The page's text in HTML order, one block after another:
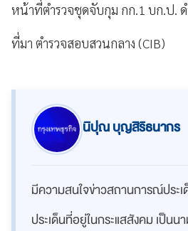
หน้าที่ตำรวจชุดจับกุม กก.1 บก.ป.
ที่มา ตำรวจสอบสวนกลาง (CIB)
นิปุณ บุญสิริธนากร
มีความสนใจข่าวสถานการณ์ประ
ประเด็นที่อยู่ในกระแสสังคม เป็น